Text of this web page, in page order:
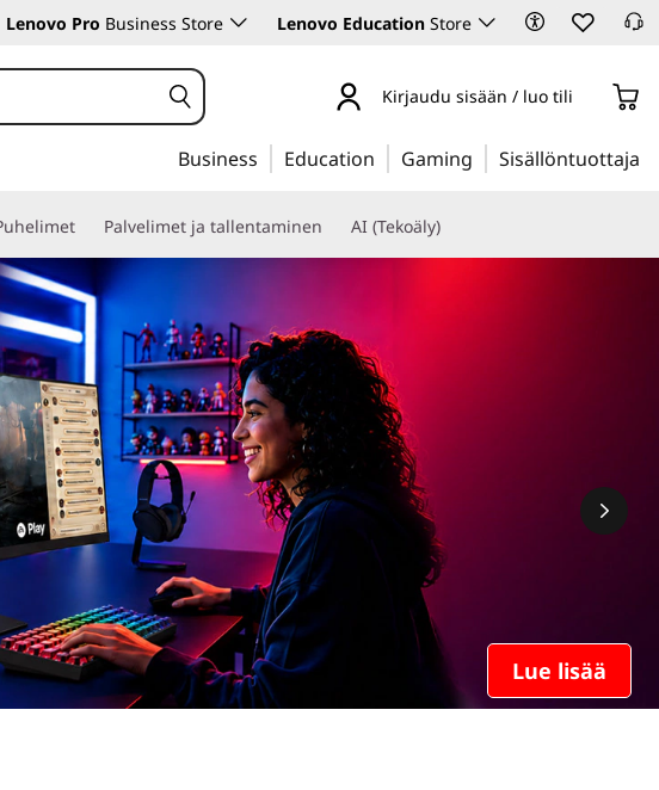
Lenovo Pro Business Store Lenovo Education Store
Kirjaudu sisään / luo tili
Business Education Gaming Sisällöntuottaja
Palvelimet ja tallentaminen AI (Tekoäly)
Lue lisää